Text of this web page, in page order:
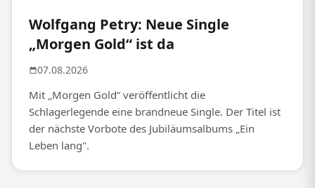
Wolfgang Petry: Neue Single
„Morgen Gold“ ist da
07.08.2026
Mit „Morgen Gold“ veröffentlicht die
Schlagerlegende eine brandneue Single. Der Titel ist
der nächste Vorbote des Jubiläumsalbums „Ein
Leben lang".